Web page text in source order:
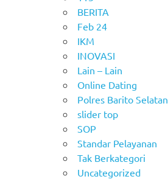
BERITA
Feb 24
IKM
INOVASI
Lain – Lain
Online Dating
Polres Barito Selatan
slider top
SOP
Standar Pelayanan
Tak Berkategori
Uncategorized